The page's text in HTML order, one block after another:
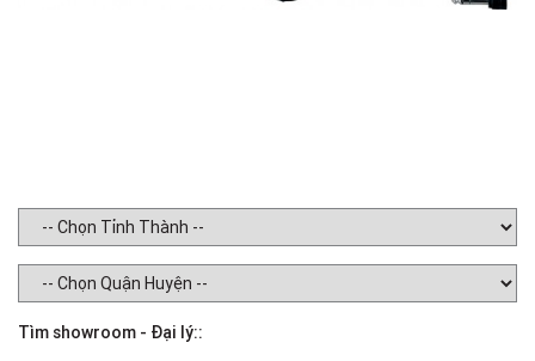
Tìm showroom - Đại lý::